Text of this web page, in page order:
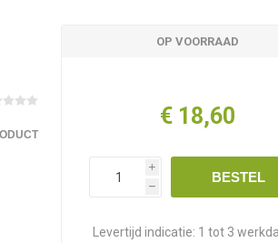
OP VOORRAAD
€ 18,60
i
h
BESTEL
Levertijd indicatie: 1 tot 3